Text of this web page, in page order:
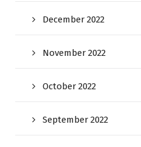
December 2022
November 2022
October 2022
September 2022